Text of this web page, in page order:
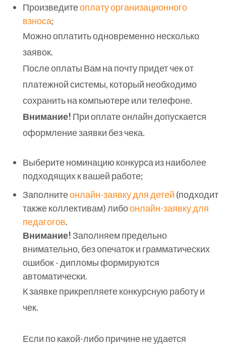
Произведитеоплату организационного
взноса;
Можно оплатить одновременно несколько
заявок.
После оплаты Вам на почту придет чек от
платежной системы, который необходимо
сохранить на компьютере или телефоне.
Внимание! При оплате онлайн допускается
оформление заявки без чека.
Выберите номинацию конкурса из наиболее
подходящих к вашей работе;
Заполнитеонлайн-заявку для детей (подходит
также коллективам) либоонлайн-заявку для
педагогов.
Внимание! Заполняем предельно
внимательно, без опечаток и грамматических
ошибок - дипломы формируются
автоматически.
К заявке прикрепляете конкурсную работу и
чек.
Если по какой-либо причине не удается